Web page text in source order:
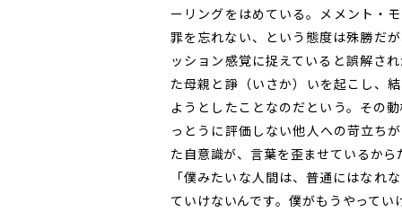
ーリングをはめている。メメント・
罪を忘れない、という態度は殊勝だ
ッション感覚に捉えていると誤解さ
た母親と諍（いさか）いを起こし、
ようとしたことなのだという。その
っとうに評価しない他人への苛立ち
た自意識が、言葉を歪ませているから
「僕みたいな人間は、普通にはなれ
ていけないんです。僕がもうやって